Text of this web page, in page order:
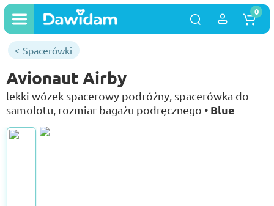
0
Spacerówki
Avionaut Airby
lekki wózek spacerowy podróżny, spacerówka do
samolotu, rozmiar bagażu podręcznego • Blue